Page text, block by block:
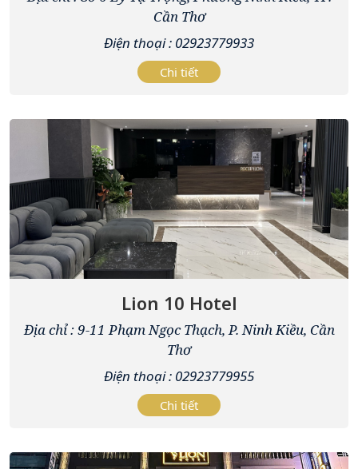
Cần Thơ
Điện thoại : 02923779933
Chi tiết
Lion 10 Hotel
Địa chỉ : 9-11 Phạm Ngọc Thạch, P. Ninh Kiều, Cần
Thơ
Điện thoại : 02923779955
Chi tiết